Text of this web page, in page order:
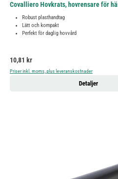
Covalliero Hovkrats, hovrensare för
Robust plasthandtag
Lätt och kompakt
Perfekt för daglig hovvård
Ordinarie pris:
10,81 kr
Priser inkl. moms, plus leveranskostnader
Detaljer